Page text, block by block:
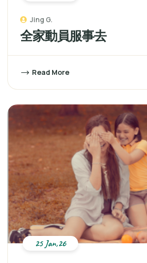
Jing G.
全家動員服事去
Read More
25 Jan,26